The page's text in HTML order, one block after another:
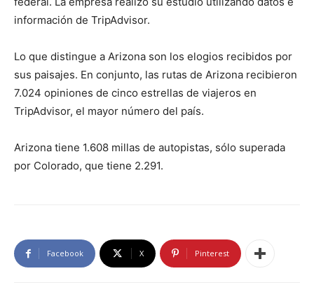
información de TripAdvisor.
Lo que distingue a Arizona son los elogios recibidos por
sus paisajes. En conjunto, las rutas de Arizona recibieron
7.024 opiniones de cinco estrellas de viajeros en
TripAdvisor, el mayor número del país.
Arizona tiene 1.608 millas de autopistas, sólo superada
por Colorado, que tiene 2.291.
Facebook X Pinterest